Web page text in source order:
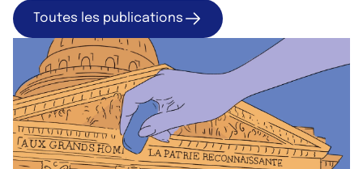
Toutes les publications